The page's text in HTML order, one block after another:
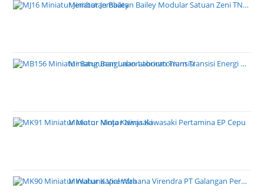
Miniatur Jembatan Bailey Modular Satuan Zeni TNI AD
Miniatur Bangunan Laboratorium Transisi Energi PT PLN
Miniatur Motor Ninja Kawasaki Pertamina EP Cepu
Miniatur Kapal Wahana Virendra PT Galangan Perkasa Pratama